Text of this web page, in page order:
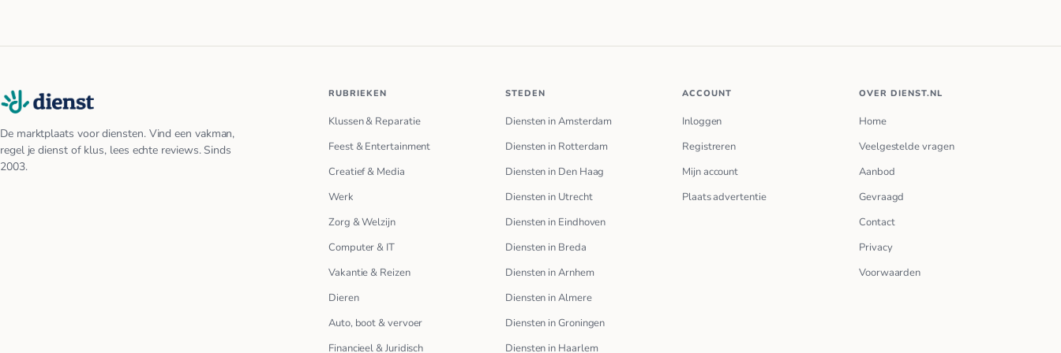
De marktplaats voor diensten. Vind een vakman,
regel je dienst of klus, lees echte reviews. Sinds
2003.
RUBRIEKEN
Klussen & Reparatie
Feest & Entertainment
Creatief & Media
Werk
Zorg & Welzijn
Computer & IT
Vakantie & Reizen
Dieren
Auto, boot & vervoer
Financieel & Juridisch
STEDEN
Diensten in Amsterdam
Diensten in Rotterdam
Diensten in Den Haag
Diensten in Utrecht
Diensten in Eindhoven
Diensten in Breda
Diensten in Arnhem
Diensten in Almere
Diensten in Groningen
Diensten in Haarlem
ACCOUNT
Inloggen
Registreren
Mijn account
Plaats advertentie
OVER DIENST.NL
Home
Veelgestelde vragen
Aanbod
Gevraagd
Contact
Privacy
Voorwaarden